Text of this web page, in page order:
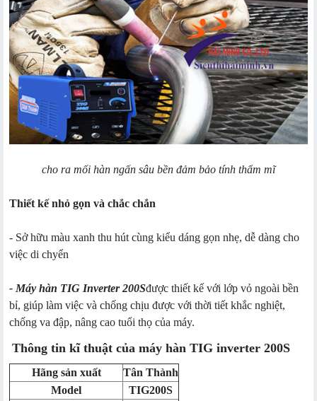
cho ra mối hàn ngấn sâu bền đảm bảo tính thẩm mĩ
Thiết kế nhỏ gọn và chắc chắn
- Sở hữu màu xanh thu hút cùng kiểu dáng gọn nhẹ, dễ dàng cho
việc di chyển
- Máy hàn TIG Inverter 200Sđược thiết kế với lớp vỏ ngoài bền
bỉ, giúp làm việc và chống chịu được với thời tiết khắc nghiệt,
chống va đập, nâng cao tuổi thọ của máy.
Thông tin kĩ thuật của máy hàn TIG inverter 200S
Hãng sản xuất
Tân Thành
Model
TIG200S